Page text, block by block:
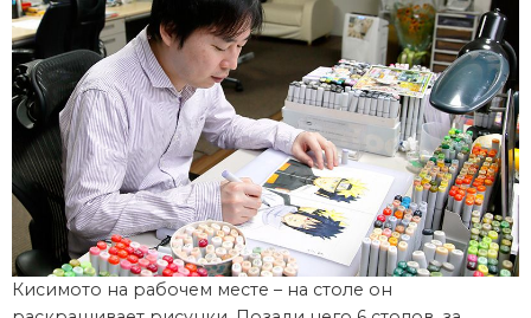
Кисимото на рабочем месте – на столе он